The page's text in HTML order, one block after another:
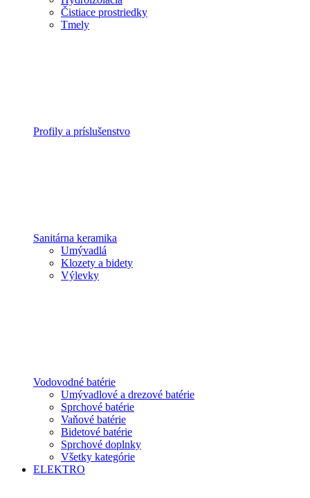
Čistiace prostriedky
Tmely
Profily a príslušenstvo
Sanitárna keramika
Umývadlá
Klozety a bidety
Výlevky
Vodovodné batérie
Umývadlové a drezové batérie
Sprchové batérie
Vaňové batérie
Bidetové batérie
Sprchové doplnky
Všetky kategórie
ELEKTRO